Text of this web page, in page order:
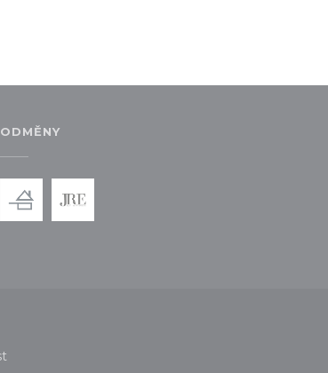
okně))
ODMĚNY
se v novém okně))